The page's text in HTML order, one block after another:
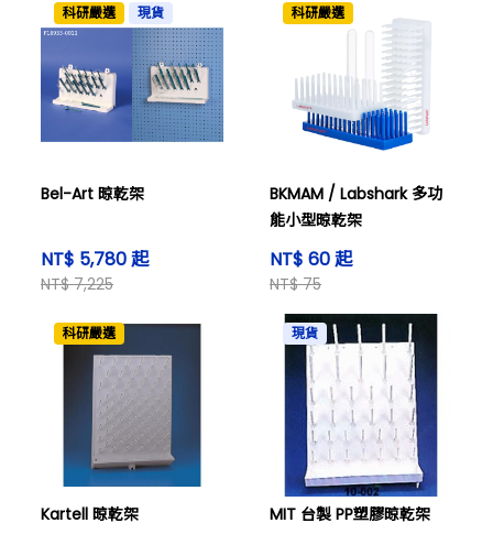
科研嚴選 現貨
Bel-Art 晾乾架
NT$ 5,780 起
NT$ 7,225
科研嚴選
BKMAM / Labshark 多功
能小型晾乾架
NT$ 60 起
NT$ 75
科研嚴選
Kartell 晾乾架
現貨
MIT 台製 PP塑膠晾乾架